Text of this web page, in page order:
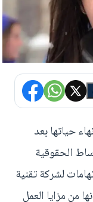
عاماً على إنهاء حياتها بعد
الحقوقية
لشركة تقنية
من مزايا العمل